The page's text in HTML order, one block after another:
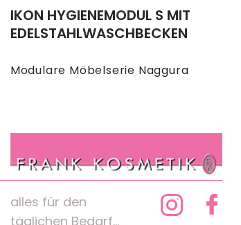
Modulare Möbelserie Naggura
IKON HYGIENEMODUL S MIT
EDELSTAHLWASCHBECKEN
alles für den
täglichen Bedarf...